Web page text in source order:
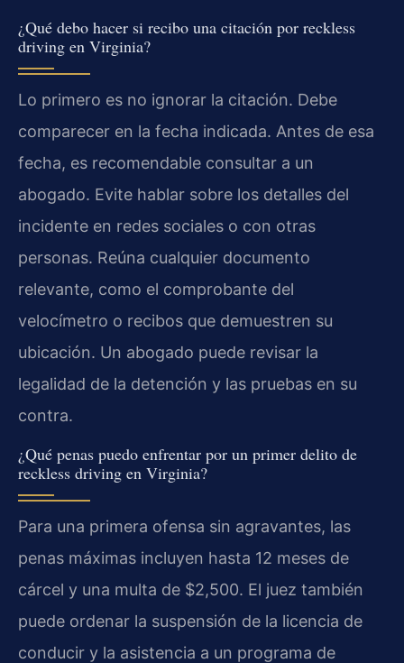
¿Qué debo hacer si recibo una citación por reckless
driving en Virginia?
Lo primero es no ignorar la citación. Debe
comparecer en la fecha indicada. Antes de esa
fecha, es recomendable consultar a un
abogado. Evite hablar sobre los detalles del
incidente en redes sociales o con otras
personas. Reúna cualquier documento
relevante, como el comprobante del
velocímetro o recibos que demuestren su
ubicación. Un abogado puede revisar la
legalidad de la detención y las pruebas en su
contra.
¿Qué penas puedo enfrentar por un primer delito de
reckless driving en Virginia?
Para una primera ofensa sin agravantes, las
penas máximas incluyen hasta 12 meses de
cárcel y una multa de $2,500. El juez también
puede ordenar la suspensión de la licencia de
conducir y la asistencia a un programa de